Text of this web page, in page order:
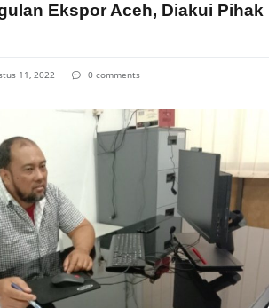
Ekspor Aceh, Diakui Pihak
11, 2022 0 comments